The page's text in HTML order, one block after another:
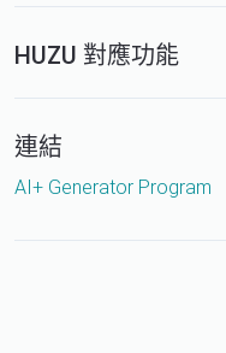
HUZU 對應功能
連結
AI+ Generator Program